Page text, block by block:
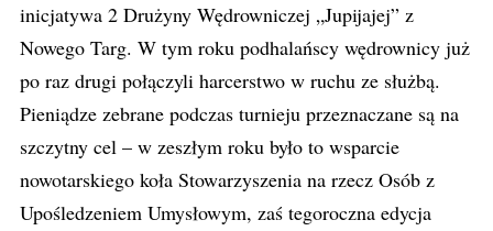
inicjatywa 2 Drużyny Wędrowniczej „Jupijajej” z
Nowego Targ. W tym roku podhalańscy wędrownicy już
po raz drugi połączyli harcerstwo w ruchu ze służbą.
Pieniądze zebrane podczas turnieju przeznaczane są na
szczytny cel – w zeszłym roku było to wsparcie
nowotarskiego koła Stowarzyszenia na rzecz Osób z
Upośledzeniem Umysłowym, zaś tegoroczna edycja